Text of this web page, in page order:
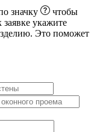
значку
чтобы
укажите
Это поможет